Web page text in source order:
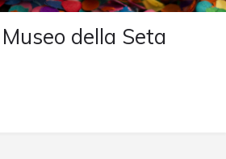
della Seta